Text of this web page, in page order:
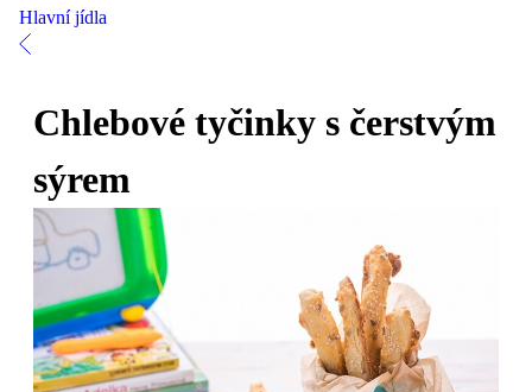
Hlavní jídla
Chlebové tyčinky s čerstvým
sýrem